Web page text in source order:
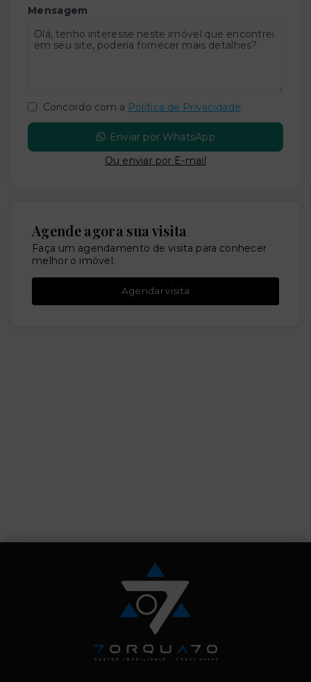
Mensagem
Concordo com a Política de Privacidade
Enviar por WhatsApp
Ou enviar por E-mail
Agende agora sua visita
Faça um agendamento de visita para conhecer
melhor o imóvel.
Agendar visita